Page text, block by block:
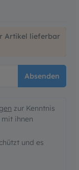
Artikel lieferbar
und es
zur Kenntnis
ihnen
Absenden